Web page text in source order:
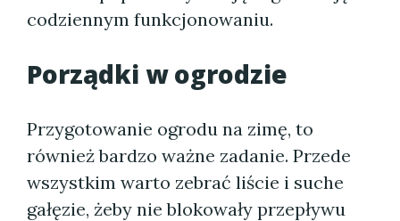
codziennym funkcjonowaniu.
Porządki w ogrodzie
Przygotowanie ogrodu na zimę, to
również bardzo ważne zadanie. Przede
wszystkim warto zebrać liście i suche
gałęzie, żeby nie blokowały przepływu